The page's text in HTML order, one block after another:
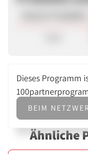
Dieses Programm
BEIM
Ähnliche